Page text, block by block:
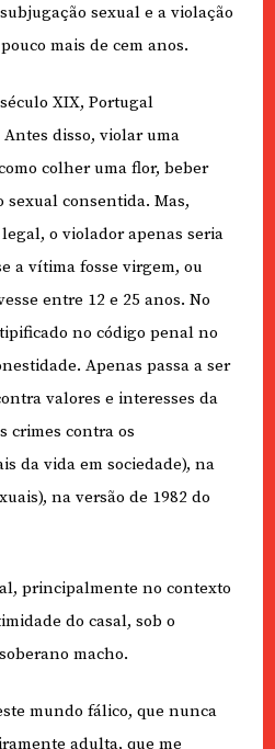
sexual e a violação
mais de cem anos.
XIX, Portugal
disso, violar uma
colher uma flor, beber
sexual consentida. Mas,
o violador apenas seria
a vítima fosse virgem, ou
entre 12 e 25 anos. No
no código penal no
Apenas passa a ser
valores e interesses da
crimes contra os
da vida em sociedade), na
na versão de 1982 do
principalmente no contexto
do casal, sob o
macho.
mundo fálico, que nunca
adulta, que me